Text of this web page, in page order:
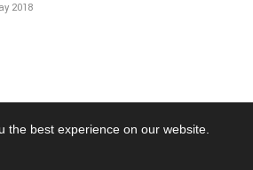
the best experience on our website.
2018